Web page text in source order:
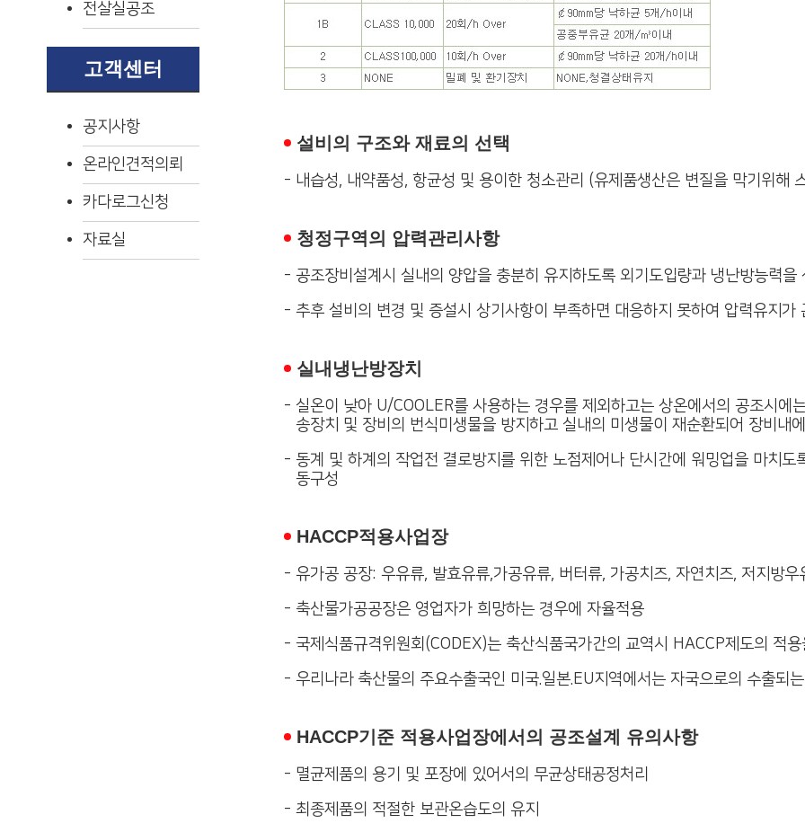
전살실공조
고객센터
공지사항
온라인견적의뢰
카다로그신청
자료실
설비의 구조와 재료의 선택
- 내습성, 내약품성, 항균성 및 용이한 청소관리 (유제품생산은 변질을 막기위해
청정구역의 압력관리사항
- 공조장비설계시 실내의 양압을 충분히 유지하도록 외기도입량과 냉난방능력을
- 추후 설비의 변경 및 증설시 상기사항이 부족하면 대응하지 못하여 압력유지가
실내냉난방장치
- 실온이 낮아 U/COOLER를 사용하는 경우를 제외하고는 상온에서의 공조시에
송장치 및 장비의 번식미생물을 방지하고 실내의 미생물이 재순환되어 장비내
- 동계 및 하계의 작업전 결로방지를 위한 노점제어나 단시간에 워밍업을 마치
동구성
HACCP적용사업장
- 유가공 공장: 우유류, 발효유류,가공유류, 버터류, 가공치즈, 자연치즈, 저지방우
- 축산물가공공장은 영업자가 희망하는 경우에 자율적용
- 국제식품규격위원회(CODEX)는 축산식품국가간의 교역시 HACCP제도의 적
- 우리나라 축산물의 주요수출국인 미국.일본.EU지역에서는 자국으로의 수출되
HACCP기준 적용사업장에서의 공조설계 유의사항
- 멸균제품의 용기 및 포장에 있어서의 무균상태공정처리
- 최종제품의 적절한 보관온습도의 유지